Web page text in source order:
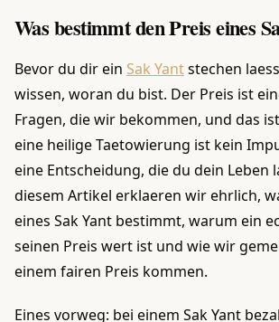
Was bestimmt den Preis eines
Bevor du dir ein Sak Yantstechen
wissen, woran du bist. Der Preis ist
Fragen, die wir bekommen, und das
eine heilige Taetowierung ist kein
eine Entscheidung, die du dein Leben
diesem Artikel erklaeren wir ehrlich,
eines Sak Yant bestimmt, warum ein
seinen Preis wert ist und wie wir
einem fairen Preis kommen.
Eines vorweg: bei einem Sak Yant